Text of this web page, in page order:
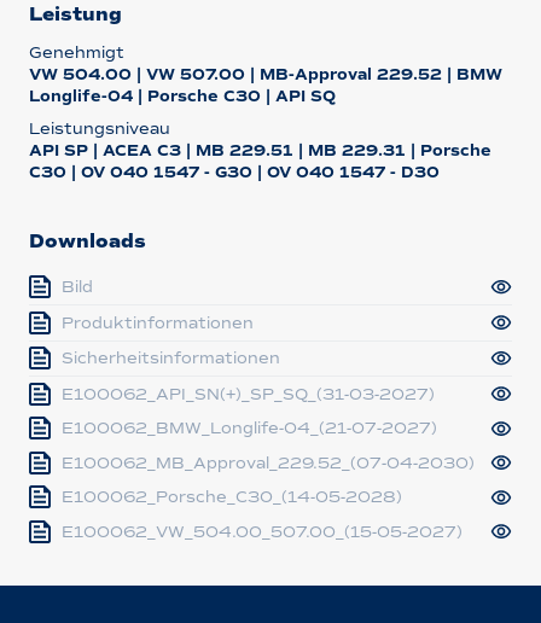
Leistung
Genehmigt
VW 504.00 | VW 507.00 | MB-Approval 229.52 | BMW
Longlife-04 | Porsche C30 | API SQ
Leistungsniveau
API SP | ACEA C3 | MB 229.51 | MB 229.31 | Porsche
C30 | OV 040 1547 - G30 | OV 040 1547 - D30
Downloads
Bild
Produktinformationen
Sicherheitsinformationen
E100062_API_SN(+)_SP_SQ_(31-03-2027)
E100062_BMW_Longlife-04_(21-07-2027)
E100062_MB_Approval_229.52_(07-04-2030)
E100062_Porsche_C30_(14-05-2028)
E100062_VW_504.00_507.00_(15-05-2027)